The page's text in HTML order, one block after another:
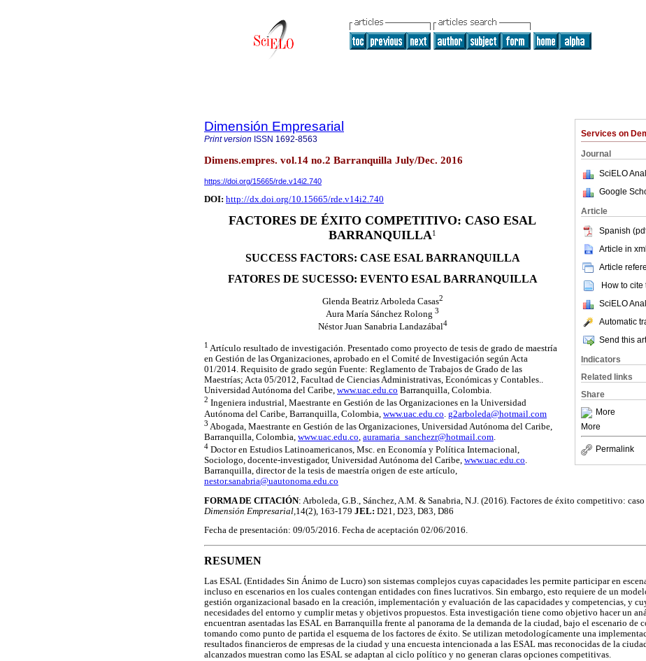
Services on
Journal
SciELO
Google
Article
Spanish
Article in
Article
How to cite
SciELO
Automatic
Send this
Indicators
Related links
Share
More
More
Permalink
Dimensión Empresarial
Print version ISSN 1692-8563
Dimens.empres. vol.14 no.2 Barranquilla July/Dec. 2016
https://doi.org/15665/rde.v14i2.740
DOI: http://dx.doi.org/10.15665/rde.v14i2.740
FACTORES DE ÉXITO COMPETITIVO: CASO ESAL
BARRANQUILLA1
SUCCESS FACTORS: CASE ESAL BARRANQUILLA
FATORES DE SUCESSO: EVENTO ESAL BARRANQUILLA
Glenda Beatriz Arboleda Casas2
Aura María Sánchez Rolong 3
Néstor Juan Sanabria Landazábal4
1 Artículo resultado de investigación. Presentado como proyecto de tesis de grado de maestría
en Gestión de las Organizaciones, aprobado en el Comité de Investigación según Acta
01/2014. Requisito de grado según Fuente: Reglamento de Trabajos de Grado de las
Maestrías; Acta 05/2012, Facultad de Ciencias Administrativas, Económicas y Contables..
Universidad Autónoma del Caribe, www.uac.edu.co Barranquilla, Colombia.
2 Ingeniera industrial, Maestrante en Gestión de las Organizaciones en la Universidad
Autónoma del Caribe, Barranquilla, Colombia, www.uac.edu.co g2arboleda@hotmail.com
3 Abogada, Maestrante en Gestión de las Organizaciones, Universidad Autónoma del Caribe,
Barranquilla, Colombia, www.uac.edu.co auramaria_sanchezr@hotmail.com
4 Doctor en Estudios Latinoamericanos, Msc. en Economía y Política Internacional,
Sociologo, docente-investigador, Universidad Autónoma del Caribe, www.uac.edu.co.
Barranquilla, director de la tesis de maestría origen de este artículo,
nestor.sanabria@uautonoma.edu.co
FORMA DE CITACIÓN: Arboleda, G.B., Sánchez, A.M. & Sanabria, N.J. (2016). Factores de éxito competitivo:
Dimensión Empresarial, 14(2), 163-179 JEL: D21, D23, D83, D86
Fecha de presentación: 09/05/2016. Fecha de aceptación 02/06/2016.
RESUMEN
Las ESAL (Entidades Sin Ánimo de Lucro) son sistemas complejos cuyas capacidades les permite participar en
incluso en escenarios en los cuales contengan entidades con fines lucrativos. Sin embargo, esto requiere de un
gestión organizacional basado en la creación, implementación y evaluación de las capacidades y competencias, y
necesidades del entorno y cumplir metas y objetivos propuestos. Esta investigación tiene como objetivo hacer un
encuentran asentadas las ESAL en Barranquilla frente al panorama de la demanda de la ciudad, bajo el escenario de
tomando como punto de partida el esquema de los factores de éxito. Se utilizan metodologícamente una
resultados financieros de empresas de la ciudad y una encuesta intencionada a las ESAL mas reconocidas de la
alcanzados muestran como las ESAL se adaptan al ciclo político y no generan claras opciones competitivas.